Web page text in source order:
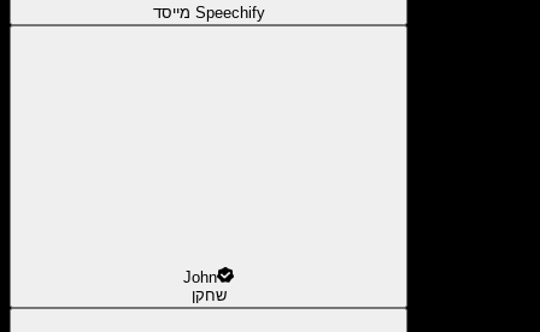
מייסד Speechify
John
שחקן